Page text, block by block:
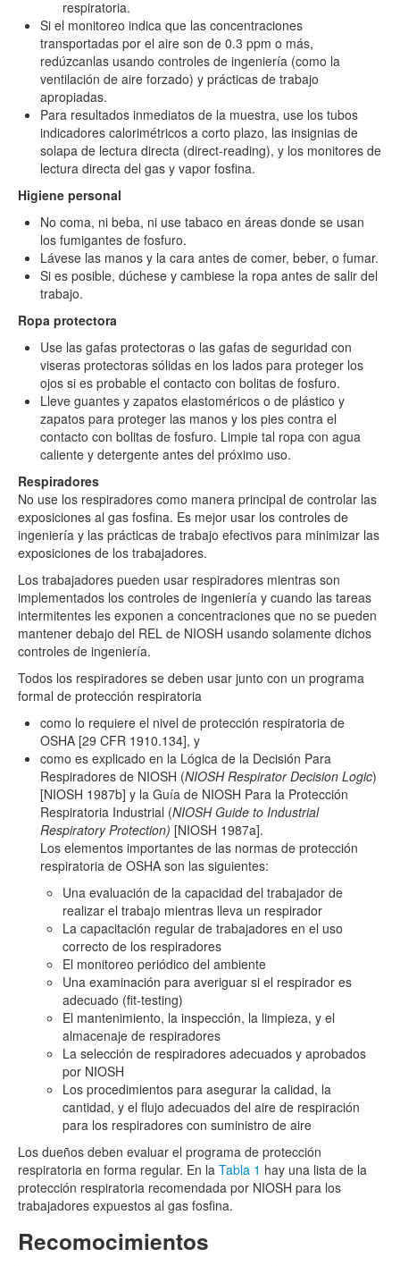
respiratoria.
Si el monitoreo indica que las concentraciones
transportadas por el aire son de 0.3 ppm o más,
redúzcanlas usando controles de ingeniería (como la
ventilación de aire forzado) y prácticas de trabajo
apropiadas.
Para resultados inmediatos de la muestra, use los tubos
indicadores calorimétricos a corto plazo, las insignias de
solapa de lectura directa (direct-reading), y los monitores de
lectura directa del gas y vapor fosfina.
Higiene personal
No coma, ni beba, ni use tabaco en áreas donde se usan
los fumigantes de fosfuro.
Lávese las manos y la cara antes de comer, beber, o fumar.
Si es posible, dúchese y cambiese la ropa antes de salir del
trabajo.
Ropa protectora
Use las gafas protectoras o las gafas de seguridad con
viseras protectoras sólidas en los lados para proteger los
ojos si es probable el contacto con bolitas de fosfuro.
Lleve guantes y zapatos elastoméricos o de plástico y
zapatos para proteger las manos y los pies contra el
contacto con bolitas de fosfuro. Limpie tal ropa con agua
caliente y detergente antes del próximo uso.
Respiradores
No use los respiradores como manera principal de controlar las
exposiciones al gas fosfina. Es mejor usar los controles de
ingeniería y las prácticas de trabajo efectivos para minimizar las
exposiciones de los trabajadores.
Los trabajadores pueden usar respiradores mientras son
implementados los controles de ingeniería y cuando las tareas
intermitentes les exponen a concentraciones que no se pueden
mantener debajo del REL de NIOSH usando solamente dichos
controles de ingeniería.
Todos los respiradores se deben usar junto con un programa
formal de protección respiratoria
como lo requiere el nivel de protección respiratoria de
OSHA [29 CFR 1910.134], y
como es explicado en la Lógica de la Decisión Para
Respiradores de NIOSH (NIOSH Respirator Decision Logic)
[NIOSH 1987b] y la Guía de NIOSH Para la Protección
Respiratoria Industrial (NIOSH Guide to Industrial
Respiratory Protection) [NIOSH 1987a].
Los elementos importantes de las normas de protección
respiratoria de OSHA son las siguientes:
Una evaluación de la capacidad del trabajador de
realizar el trabajo mientras lleva un respirador
La capacitación regular de trabajadores en el uso
correcto de los respiradores
El monitoreo periódico del ambiente
Una examinación para averiguar si el respirador es
adecuado (fit-testing)
El mantenimiento, la inspección, la limpieza, y el
almacenaje de respiradores
La selección de respiradores adecuados y aprobados
por NIOSH
Los procedimientos para asegurar la calidad, la
cantidad, y el flujo adecuados del aire de respiración
para los respiradores con suministro de aire
Los dueños deben evaluar el programa de protección
respiratoria en forma regular. En la Tabla 1 hay una lista de la
protección respiratoria recomendada por NIOSH para los
trabajadores expuestos al gas fosfina.
Recomocimientos